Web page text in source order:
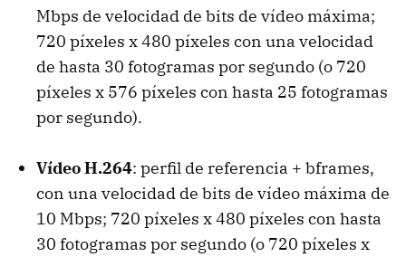
Mbps de velocidad de bits de vídeo máxima;
720 píxeles x 480 píxeles con una velocidad
de hasta 30 fotogramas por segundo (o 720
píxeles x 576 píxeles con hasta 25 fotogramas
por segundo).
Vídeo H.264: perfil de referencia + bframes,
con una velocidad de bits de vídeo máxima de
10 Mbps; 720 píxeles x 480 píxeles con hasta
30 fotogramas por segundo (o 720 píxeles x